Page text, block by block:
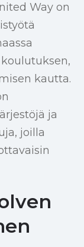
Way on
kautta.
ja
joilla